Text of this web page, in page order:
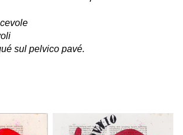
sul pelvico pavé.